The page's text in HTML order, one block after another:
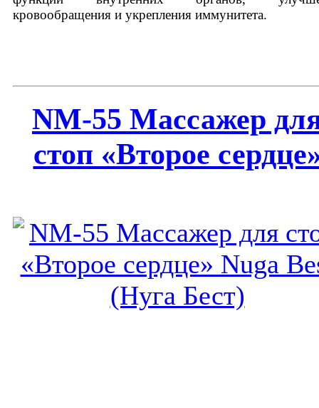
кровообращения и укрепления иммунитета.
NM-55 Массажер
стоп «Второе